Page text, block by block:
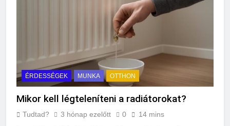
ÉRDESSÉGEK MUNKA OTTHON
Mikor kell légteleníteni a radiátorokat?
Tudtad? 3 hónap ezelőtt 0 14 mins